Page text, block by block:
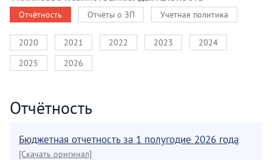
Отчётность
Отчёты о ЗП Учетная политика
2020 2021 2022 2023
2024
2025
2026
Отчётность
Бюджетная отчетность за 1 полугодие 2026 года
[Скачать оригинал]